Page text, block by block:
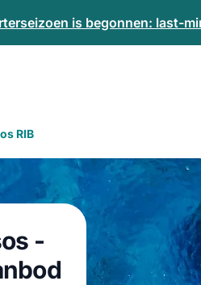
is begonnen: last-
RIB
-